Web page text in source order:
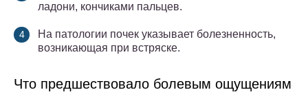
ладони, кончиками пальцев.
На патологии почек указывает болезненность,
возникающая при встряске.
Что предшествовало болевым ощущениям